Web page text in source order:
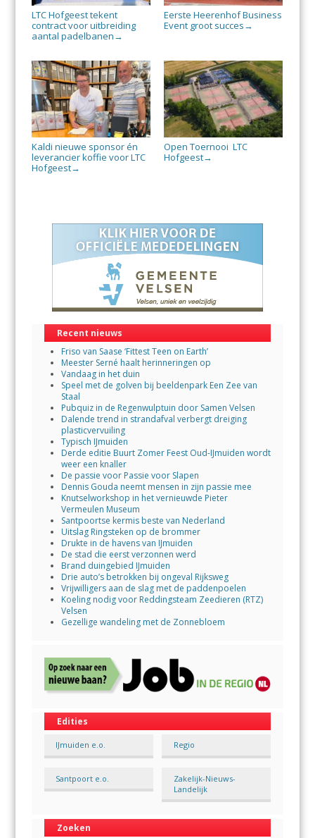
LTC Hofgeest tekent
contract voor uitbreiding
aantal padelbanen →
Eerste Heerenhof Business
Event groot succes →
Kaldi nieuwe sponsor én
leverancier koffie voor LTC
Hofgeest→
Open Toernooi LTC
Hofgeest→
Recent nieuws
Friso van Saase ‘Fittest Teen on Earth’
Meester Serné haalt herinneringen op
Vandaag in het duin
Speel met de golven bij beeldenpark Een Zee van
Staal
Pubquiz in de Regenwulptuin door Samen Velsen
Dalende trend in strandafval verbergt dreiging
plasticvervuiling
Typisch IJmuiden
Derde editie Buurt Zomer Feest Oud-IJmuiden wordt
weer een knaller
De passie voor Passie voor Slapen
Dennis Gouda neemt mensen in zijn passie mee
Knutselworkshop in het vernieuwde Pieter
Vermeulen Museum
Santpoortse kermis beste van Nederland
Uitslag Ringsteken op de brommer
Drukte in de havens van IJmuiden
De stad die eerst verzonnen werd
Brand duingebied IJmuiden
Drie auto’s betrokken bij ongeval Rijksweg
Vrijwilligers aan de slag met de paddenpoelen
Koeling nodig voor Reddingsteam Zeedieren (RTZ)
Velsen
Gezellige wandeling met de Zonnebloem
Edities
IJmuiden e.o. Regio
Santpoort e.o.
Zakelijk-Nieuws-
Landelijk
Zoeken